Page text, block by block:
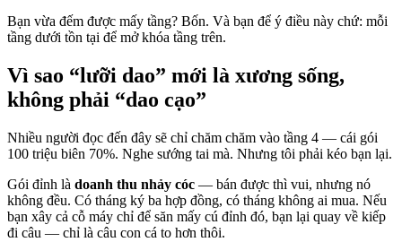
Bạn vừa đếm được mấy tầng? Bốn. Và bạn để ý điều này chứ: mỗi
tầng dưới tồn tại để mở khóa tầng trên.
Vì sao “lưỡi dao” mới là xương sống,
không phải “dao cạo”
Nhiều người đọc đến đây sẽ chỉ chăm chăm vào tầng 4 — cái gói
100 triệu biên 70%. Nghe sướng tai mà. Nhưng tôi phải kéo bạn lại.
Gói đỉnh là doanh thu nhảy cóc — bán được thì vui, nhưng nó
không đều. Có tháng ký ba hợp đồng, có tháng không ai mua. Nếu
bạn xây cả cỗ máy chỉ để săn mấy cú đỉnh đó, bạn lại quay về kiếp
đi câu — chỉ là câu con cá to hơn thôi.